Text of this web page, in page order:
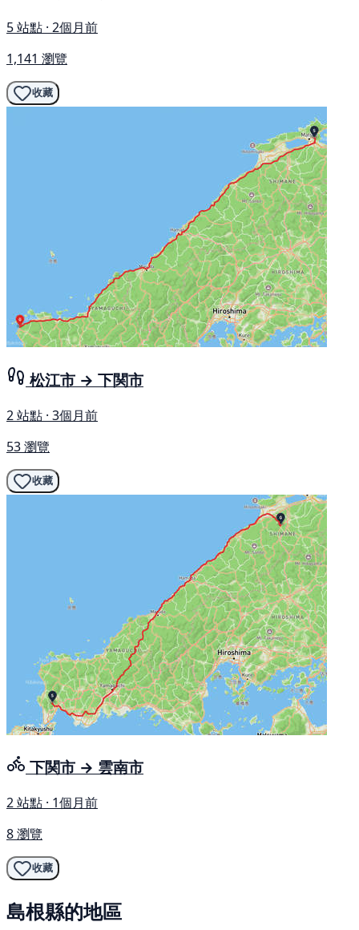
5 站點 · 2個月前
1,141 瀏覽
收藏
松江市 → 下関市
2 站點 · 3個月前
53 瀏覽
收藏
下関市 → 雲南市
2 站點 · 1個月前
8 瀏覽
收藏
島根縣的地區